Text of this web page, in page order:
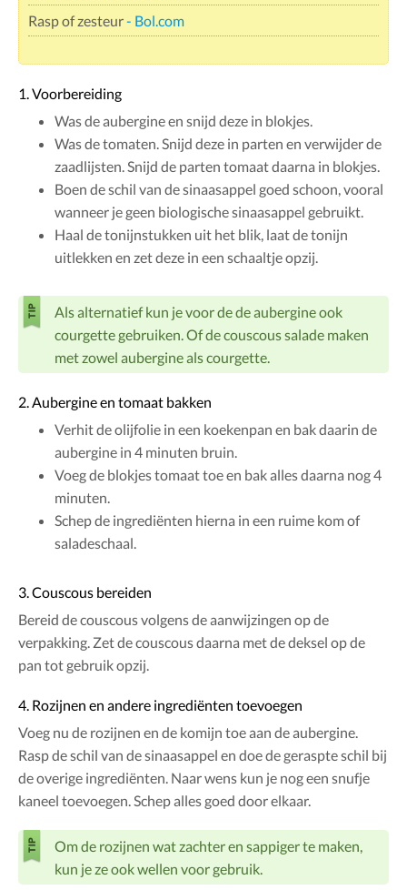
Rasp of zesteur- Bol.com
1. Voorbereiding
Was de aubergine en snijd deze in blokjes.
Was de tomaten. Snijd deze in parten en verwijder de
zaadlijsten. Snijd de parten tomaat daarna in blokjes.
Boen de schil van de sinaasappel goed schoon, vooral
wanneer je geen biologische sinaasappel gebruikt.
Haal de tonijnstukken uit het blik, laat de tonijn
uitlekken en zet deze in een schaaltje opzij.
Als alternatief kun je voor de de aubergine ook
courgette gebruiken. Of de couscous salade maken
met zowel aubergine als courgette.
2. Aubergine en tomaat bakken
Verhit de olijfolie in een koekenpan en bak daarin de
aubergine in 4 minuten bruin.
Voeg de blokjes tomaat toe en bak alles daarna nog 4
minuten.
Schep de ingrediënten hierna in een ruime kom of
saladeschaal.
3. Couscous bereiden
Bereid de couscous volgens de aanwijzingen op de
verpakking. Zet de couscous daarna met de deksel op de
pan tot gebruik opzij.
4. Rozijnen en andere ingrediënten toevoegen
Voeg nu de rozijnen en de komijn toe aan de aubergine.
Rasp de schil van de sinaasappel en doe de geraspte schil bij
de overige ingrediënten. Naar wens kun je nog een snufje
kaneel toevoegen. Schep alles goed door elkaar.
Om de rozijnen wat zachter en sappiger te maken,
kun je ze ook wellen voor gebruik.